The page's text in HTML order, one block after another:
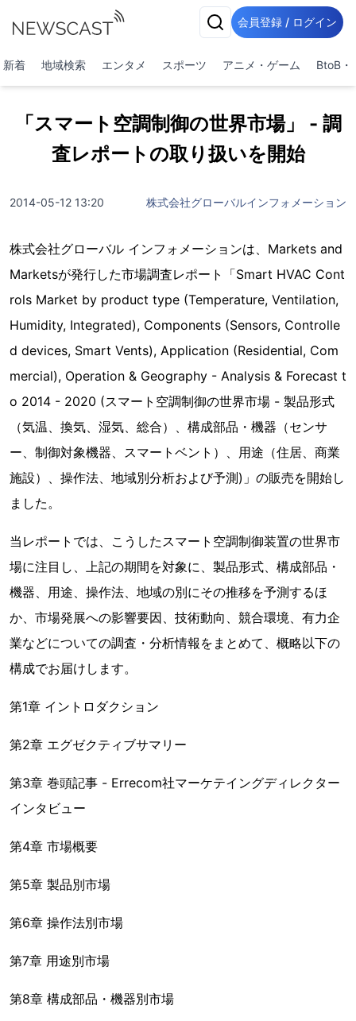
会員登録 / ログイン
新着 地域検索 エンタメ スポーツ アニメ・ゲーム BtoB・
「スマート空調制御の世界市場」 - 調
査レポートの取り扱いを開始
2014-05-12 13:20 株式会社グローバルインフォメーション
株式会社グローバル インフォメーションは、Markets and
Marketsが発行した市場調査レポート「Smart HVAC Cont
rols Market by product type (Temperature, Ventilation,
Humidity, Integrated), Components (Sensors, Controlle
d devices, Smart Vents), Application (Residential, Com
mercial), Operation & Geography - Analysis & Forecast t
o 2014 - 2020 (スマート空調制御の世界市場 - 製品形式
（気温、換気、湿気、総合）、構成部品・機器（センサ
ー、制御対象機器、スマートベント）、用途（住居、商業
施設）、操作法、地域別分析および予測)」の販売を開始し
ました。
当レポートでは、こうしたスマート空調制御装置の世界市
場に注目し、上記の期間を対象に、製品形式、構成部品・
機器、用途、操作法、地域の別にその推移を予測するほ
か、市場発展への影響要因、技術動向、競合環境、有力企
業などについての調査・分析情報をまとめて、概略以下の
構成でお届けします。
第1章 イントロダクション
第2章 エグゼクティブサマリー
第3章 巻頭記事 - Errecom社マーケテイングディレクター
インタビュー
第4章 市場概要
第5章 製品別市場
第6章 操作法別市場
第7章 用途別市場
第8章 構成部品・機器別市場